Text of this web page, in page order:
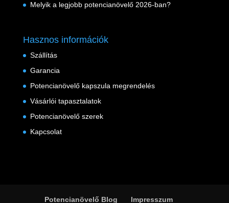
Melyik a legjobb potencianövelő 2026-ban?
Hasznos információk
Szállítás
Garancia
Potencianövelő kapszula megrendelés
Vásárlói tapasztalatok
Potencianövelő szerek
Kapcsolat
Potencianövelő Blog Impresszum